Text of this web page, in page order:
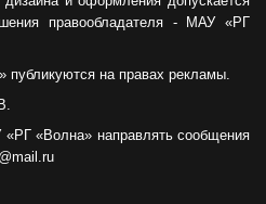
правообладателя - МАУ «РГ
публикуются на правах рекламы.
«Волна» направлять сообщения